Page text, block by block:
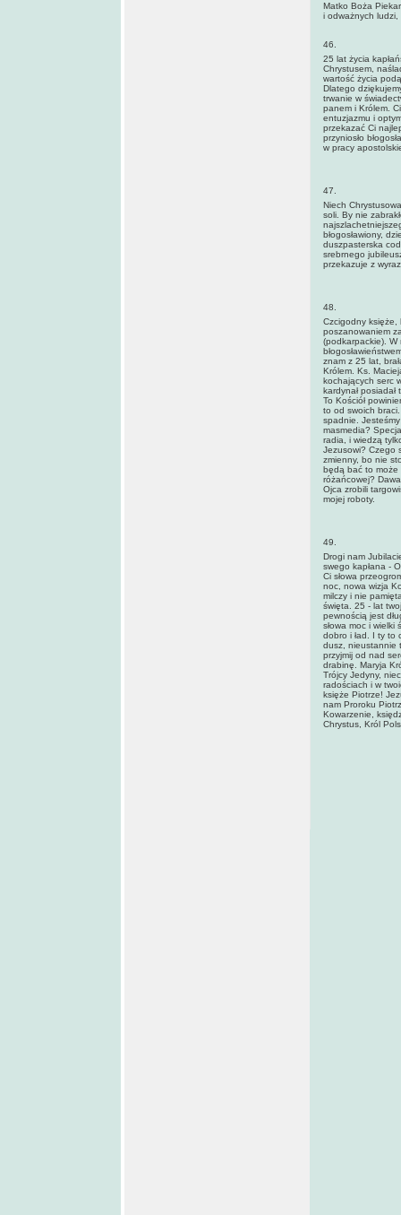
Matko Boża
i odważnych
46.
25 lat życia
Chrystusem,
wartość życia
Dlatego
trwanie w
panem i Królem.
entuzjazmu i
przekazać Ci
przyniosło
w pracy
47.
Niech
soli. By nie
błogosławiony,
duszpasterska
srebrnego
przekazuje z
48.
Czcigodny księże,
poszanowaniem
(podkarpackie). W
znam z 25 lat,
Królem. Ks.
kochających serc
kardynał posiadał
To Kościół
to od swoich
spadnie.
masmedia?
radia, i wiedzą
Jezusowi? Czego
zmienny, bo nie
będą bać to może
różańcowej?
Ojca zrobili
mojej roboty.
49.
Drogi nam
swego kapłana -
Ci słowa
noc, nowa wizja
milczy i nie
święta. 25 - lat
pewnością jest
słowa moc i wielki
dobro i ład. I ty to
dusz, nieustannie
przyjmij od nad
drabinę. Maryja
Trójcy Jedyny,
radościach i w
księże Piotrze!
nam Proroku
Kowarzenie,
Chrystus, Król